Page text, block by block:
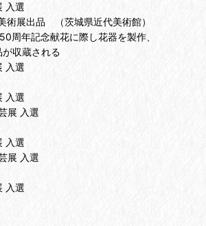
選
術展出品 （茨城県近代美術館）
記念献花に際し花器を製作、
蔵される
選
選
展 入選
選
展 入選
選